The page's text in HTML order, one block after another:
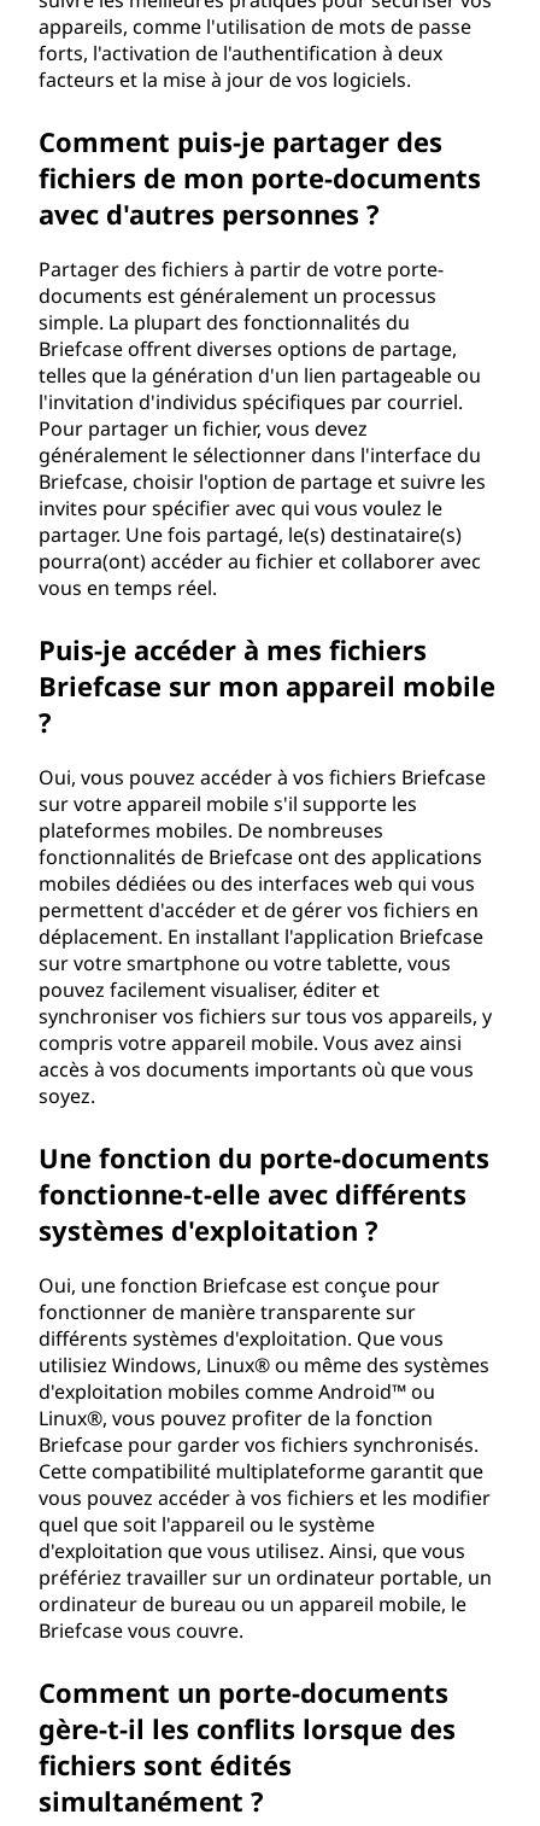
appareils, comme l'utilisation de mots de passe
forts, l'activation de l'authentification à deux
facteurs et la mise à jour de vos logiciels.
Comment puis-je partager des
fichiers de mon porte-documents
avec d'autres personnes ?
Partager des fichiers à partir de votre porte-
documents est généralement un processus
simple. La plupart des fonctionnalités du
Briefcase offrent diverses options de partage,
telles que la génération d'un lien partageable ou
l'invitation d'individus spécifiques par courriel.
Pour partager un fichier, vous devez
généralement le sélectionner dans l'interface du
Briefcase, choisir l'option de partage et suivre les
invites pour spécifier avec qui vous voulez le
partager. Une fois partagé, le(s) destinataire(s)
pourra(ont) accéder au fichier et collaborer avec
vous en temps réel.
Puis-je accéder à mes fichiers
Briefcase sur mon appareil mobile
?
Oui, vous pouvez accéder à vos fichiers Briefcase
sur votre appareil mobile s'il supporte les
plateformes mobiles. De nombreuses
fonctionnalités de Briefcase ont des applications
mobiles dédiées ou des interfaces web qui vous
permettent d'accéder et de gérer vos fichiers en
déplacement. En installant l'application Briefcase
sur votre smartphone ou votre tablette, vous
pouvez facilement visualiser, éditer et
synchroniser vos fichiers sur tous vos appareils, y
compris votre appareil mobile. Vous avez ainsi
accès à vos documents importants où que vous
soyez.
Une fonction du porte-documents
fonctionne-t-elle avec différents
systèmes d'exploitation ?
Oui, une fonction Briefcase est conçue pour
fonctionner de manière transparente sur
différents systèmes d'exploitation. Que vous
utilisiez Windows, Linux® ou même des systèmes
d'exploitation mobiles comme Android™ ou
Linux®, vous pouvez profiter de la fonction
Briefcase pour garder vos fichiers synchronisés.
Cette compatibilité multiplateforme garantit que
vous pouvez accéder à vos fichiers et les modifier
quel que soit l'appareil ou le système
d'exploitation que vous utilisez. Ainsi, que vous
préfériez travailler sur un ordinateur portable, un
ordinateur de bureau ou un appareil mobile, le
Briefcase vous couvre.
Comment un porte-documents
gère-t-il les conflits lorsque des
fichiers sont édités
simultanément ?